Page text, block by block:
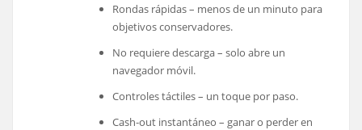
Rondas rápidas – menos de un minuto para
objetivos conservadores.
No requiere descarga – solo abre un
navegador móvil.
Controles táctiles – un toque por paso.
Cash‑out instantáneo – ganar o perder en